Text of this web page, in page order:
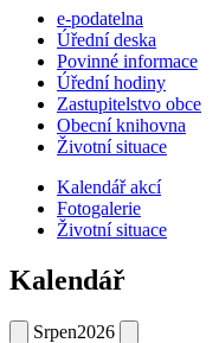
e-podatelna
Úřední deska
Povinné informace
Úřední hodiny
Zastupitelstvo obce
Obecní knihovna
Životní situace
Kalendář akcí
Fotogalerie
Životní situace
Kalendář
Srpen2026